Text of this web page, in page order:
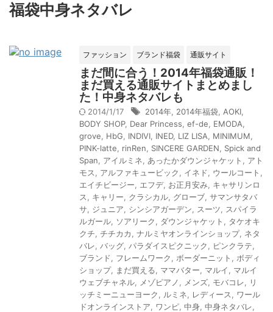
福袋中身ネタバレ
ファッション ブランド福袋 通販サイト
まだ間に合う！2014年福袋通販！
まだ買える通販サイトまとめまし
た！中身ネタバレも
2014/1/17 2014年 2014年福袋 AOKI
BODY SHOP, Dear Princess ef-de EMODA
grove
HbG INDIVI INED, LIZ LISA MINIMUM
PINK-latte
rinRen SINCERE GARDEN
Spick and
Span
アイルミネ あったかダウンジャケット
アト
モス
アルファキュービック イネド ウールコート
エイチビージー
エフデ, お正月安み キャサリンロ
ス
キャリー クラシカル グローブ サマンサタバ
サ
ジュニア シンシアガーデン スーツ
スパイラ
ルガール
ソアリーク ダウンジャケット
タケオキ
クチ チチカカ ナルミヤオンラインショップ, ネタ
バレ
バッグ パラダイスピクニック ピンクラテ
ブランド
フレームワーク ボーダーニット
ボディ
ショップ, まだ買える ママバター マルイ
マルイ
ウェブチャネル
メゾピアノ メンズ モバコレ
リ
ッチミーニューヨーク
ルミネ レディース
ワール
ドオンラインストア
ワンピ 中身 中身ネタバレ